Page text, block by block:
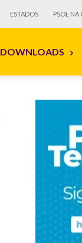
ESTADOS PSOL NA
DOWNLOADS